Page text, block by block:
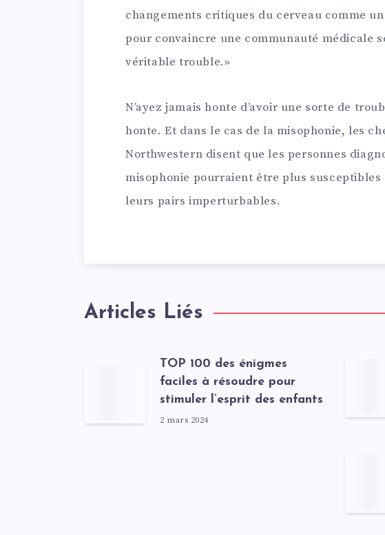
changements critiques du cerveau comme
pour convaincre une communauté médicale
véritable trouble.»
N’ayez jamais honte d’avoir une sorte de
honte. Et dans le cas de la misophonie, les
Northwestern disent que les personnes
misophonie pourraient être plus susceptibles
leurs pairs imperturbables.
Articles Liés
TOP 100 des énigmes
faciles à résoudre pour
stimuler l’esprit des enfants
2 mars 2024